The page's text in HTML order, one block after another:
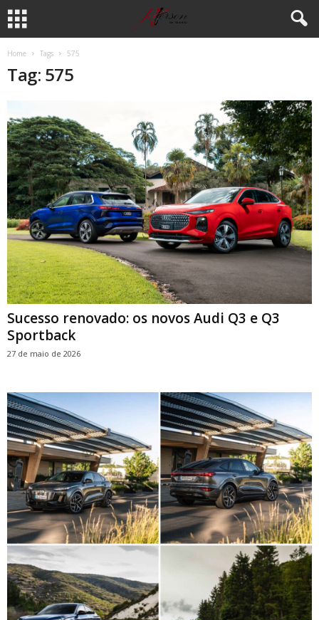
Home Tags 575
Tag: 575
Sucesso renovado: os novos Audi Q3 e Q3
Sportback
27 de maio de 2026